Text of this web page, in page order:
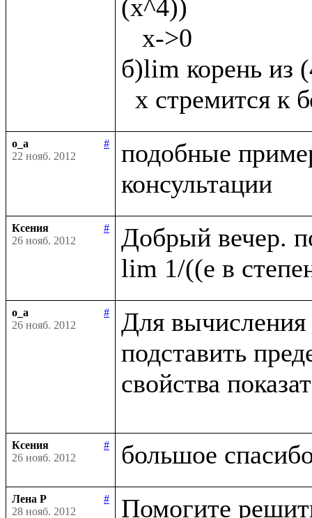
(х^4))
б)lim корень из
o_a
#
22 нояб. 2012
подобные
Ксения
#
26 нояб. 2012
Добрый вечер.
o_a
#
26 нояб. 2012
Для
подставить
свойства
Ксения
#
26 нояб. 2012
Лена Р
#
28 нояб. 2012